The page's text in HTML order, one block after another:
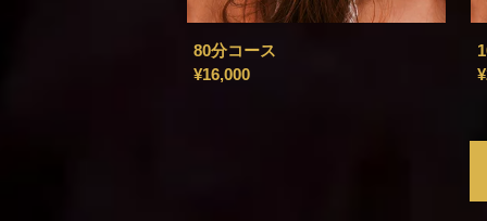
80分コース
¥16,000